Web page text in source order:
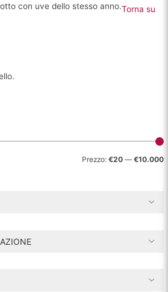
PP
Prezzo: €20— €10.000
con uve dello stesso anno.Torna su